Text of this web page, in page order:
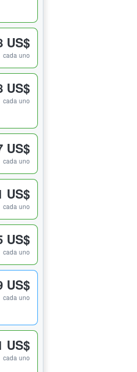
US$
cada uno
US$
cada uno
US$
cada uno
US$
cada uno
US$
cada uno
US$
cada uno
US$
cada uno